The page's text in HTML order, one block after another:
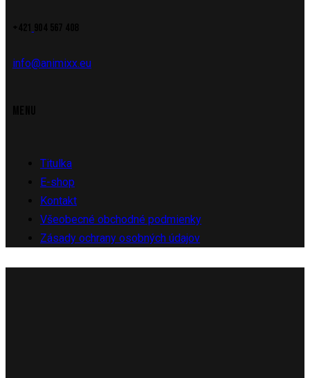
info@animixx.eu
Titulka
E-shop
Kontakt
Všeobecné obchodné podmienky
Zásady ochrany osobných údajov